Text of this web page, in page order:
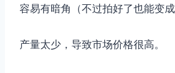
容易有暗角（不过拍好了也能变成
产量太少，导致市场价格很高。